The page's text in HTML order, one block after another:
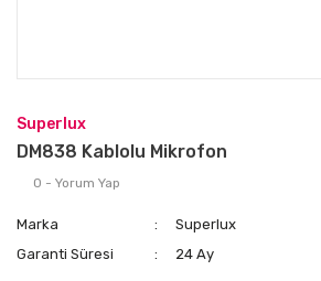
Superlux
DM838 Kablolu Mikrofon
0 - Yorum Yap
Marka
Superlux
Garanti Süresi
24 Ay